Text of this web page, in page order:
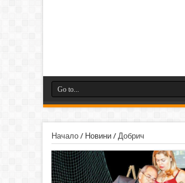
Начало/ Новини/ Добрич